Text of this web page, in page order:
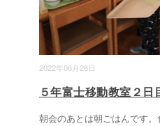
2022年06月28日
５年富士移動教室２
朝会のあとは朝ごはんです